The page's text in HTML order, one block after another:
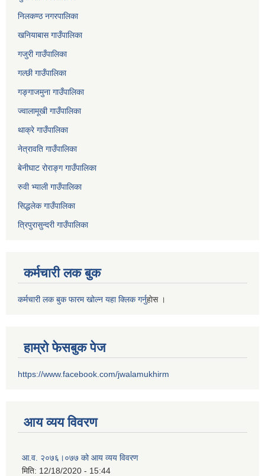
निलकण्ठ नगरपालिका
खनियाबास गाउँपालिका
गजुरी गाउँपालिका
गल्छी गाउँपालिका
गङ्गाजमुना गाउँपालिका
ज्वालामूखी गाउँपालिका
थाक्रे गाउँपालिका
नेत्रावति गाउँपालिका
बेनीघाट रोराङ्ग गाउँपालिका
रुवी भ्याली गाउँपालिका
सिद्धलेक गाउँपालिका
त्रिपुरासुन्दरी गाउँपालिका
कर्मचारी लक बुक
कर्मचारी लक बुक फारम खोल्न यहा क्लिक गर्नुहाेस ।
हाम्रो फेसबुक पेज
https://www.facebook.com/jwalamukhirm
आय व्यय विवरण
आ.व. २०७६।०७७ को आय व्यय विवरण
मिति: 12/18/2020 - 15:44